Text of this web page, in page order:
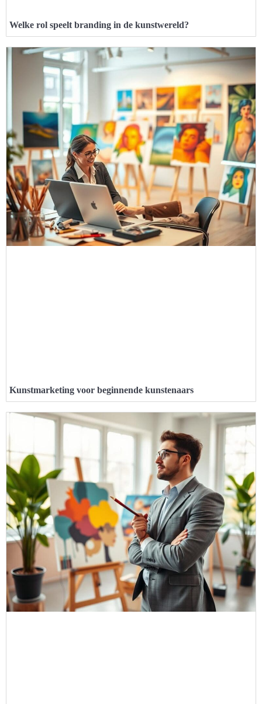
Welke rol speelt branding in de kunstwereld?
Kunstmarketing voor beginnende kunstenaars